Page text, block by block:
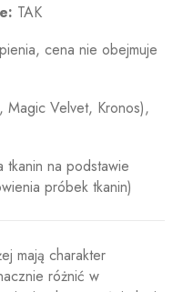
TAK
cena nie obejmuje
Magic Velvet, Kronos),
tkanin na podstawie
próbek tkanin)
mają charakter
różnić w